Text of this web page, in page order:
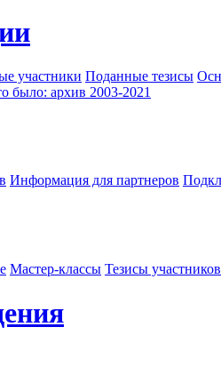
участники Поданные тезисы
было: архив 2003-2021
Информация для партнеров
Мастер-классы Тезисы